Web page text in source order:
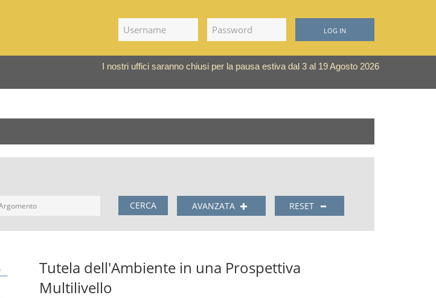
LOG IN
I nostri uffici saranno chiusi per la pausa estiva dal 3 al 19 Agosto 2026
CERCA AVANZATA RESET
Tutela dell'Ambiente in una Prospettiva
Multilivello